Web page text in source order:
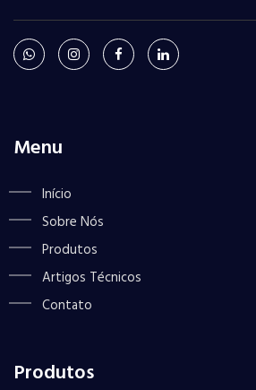
Menu
Início
Sobre Nós
Produtos
Artigos Técnicos
Contato
Produtos